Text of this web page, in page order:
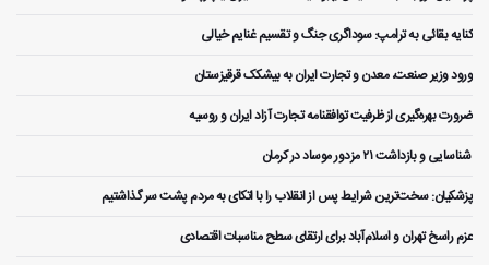
کنایه بقائی به ترامپ: سوداگری جنگ و تقسیم غنایم خیالی
ورود وزیر صنعت، معدن و تجارت ایران به بیشکک قرقیزستان
ضرورت بهره‌گیری از ظرفیت توافقنامه تجارت آزاد ایران و روسیه
️ شناسایی و بازداشت ۲۱ مزدور موساد در کرمان
پزشکیان: سخت‌ترین شرایط پس از انقلاب را با اتکای به مردم پشت سر گذاشتیم
عزم راسخ تهران و اسلام‌آباد برای ارتقای سطح مناسبات اقتصادی